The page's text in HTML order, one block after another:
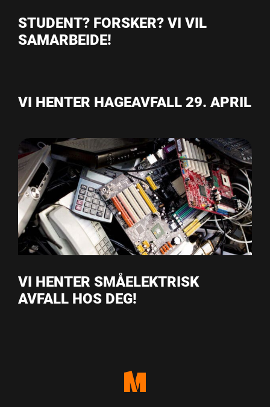
STUDENT? FORSKER? VI VIL
SAMARBEIDE!
VI HENTER HAGEAVFALL 29. APRIL
VI HENTER SMÅELEKTRISK
AVFALL HOS DEG!